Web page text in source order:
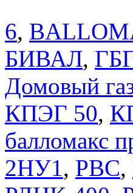
6,
БИВАЛ,
Домовый
КПЭГ 50,
балломакс
2НУ1, РВС,